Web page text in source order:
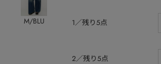
M/BLU 1 残り5点
2 残り5点